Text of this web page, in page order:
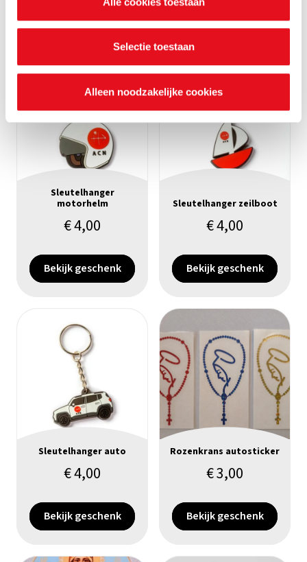
waarvoor ze dienen en hoelang ze geldig blijven. Je kan
je voorkeuren ook op elk moment wijzigen via de cookie
Selectie toestaan
Alleen noodzakelijke cookies
Bekijk geschenk Bekijk geschenk
Sleutelhanger
motorhelm
€4,00
Bekijk geschenk
Sleutelhanger zeilboot
€4,00
Bekijk geschenk
Sleutelhanger auto
€4,00
Bekijk geschenk
Rozenkrans autosticker
€3,00
Bekijk geschenk